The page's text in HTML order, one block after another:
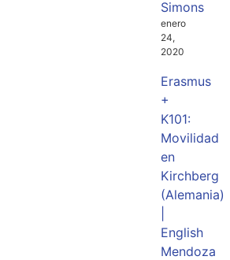
Simons
enero
24,
2020
Erasmus
+
K101:
Movilidad
en
Kirchberg
(Alemania)
English
Mendoza